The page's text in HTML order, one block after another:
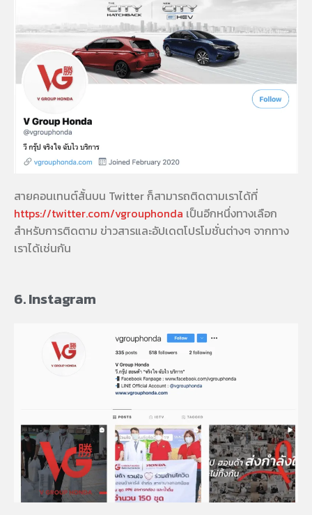
สายคอนเทนต์สั้นบน Twitter ก็สามารถติดตามเราได้ที่
https://twitter.com/vgrouphonda เป็นอีกหนึ่งทางเลือก
สำหรับการติดตาม ข่าวสารและอัปเดตโปรโมชั่นต่างๆ จากทาง
เราได้เช่นกัน
6. Instagram